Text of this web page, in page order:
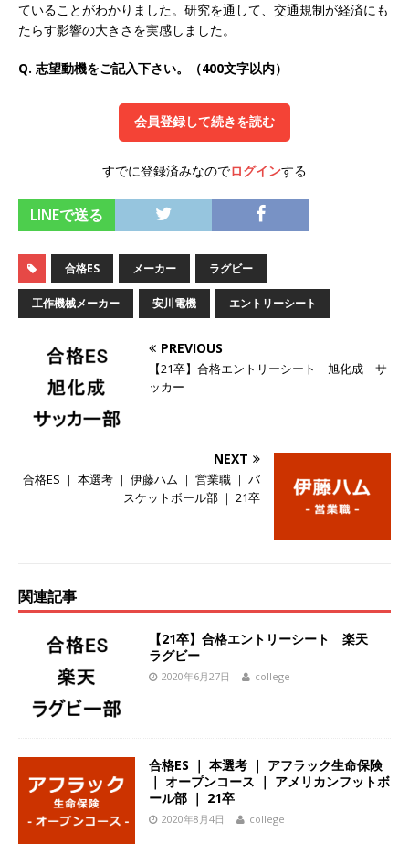
500万スタート ｜ 土日祝休み ｜ 東京勤務 ｜ ク
業
【 28卒 ｜ ES自動合格!! 】 文
理不問 ｜ 世界中のシェア約80％・国内シェア
50％以上の製品保有!! ｜ 一眼レフ大手メーカー
全てと取引する国内トップシェアのマグネシウム
部品製造メーカー ｜ 賞与前年度実績6.5ヵ月・平
均6ヶ月以上 ｜ ミツワ電機工業
用企業
プと電通グループの傘下 ｜ 初任給40万 ｜ 人よ
り速く、高い成長を求める人には超魅力的な挑戦
始めたパイオニア企業 ｜ CARTA HOLDINGS
体育会積極採用企業
【 28卒 ｜ 体験型インターン
ル、マーケティング、ブランディングが経験でき
る ｜ 土日祝休み ｜ 年間休日124日 ｜ ギミック
体育会積極採用企業
知名度抜群の総合不動産会社 ｜ マンション販売
戸数近畿圏第3位 ｜ 初任給30万+手当、1年目で
年収1,000万も目指せる ｜ 年間休日120～125日
ていることがわかりました。研究を通して、交通規制が経済にも
たらす影響の大きさを実感しました。
Q. 志望動機をご記入下さい。（400文字以内）
会員登録して続きを読む
すでに登録済みなのでログインする
LINEで送る
合格ES メーカー ラグビー
工作機械メーカー 安川電機 エントリーシート
PREVIOUS
【21卒】合格エントリーシート 旭化成 サ
ッカー
NEXT
合格ES ｜ 本選考 ｜ 伊藤ハム ｜ 営業職 ｜ バ
スケットボール部 ｜ 21卒
関連記事
【21卒】合格エントリーシート 楽天
ラグビー
2020年6月27日 college
合格ES ｜ 本選考 ｜ アフラック生命保険
｜ オープンコース ｜ アメリカンフットボ
ール部 ｜ 21卒
2020年8月4日 college